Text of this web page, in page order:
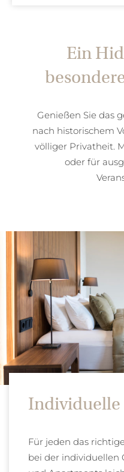
Ein
Genießen Sie das
nach historischem
völliger Privatheit.
oder für
Individuelle
Für jeden das
bei der individuellen